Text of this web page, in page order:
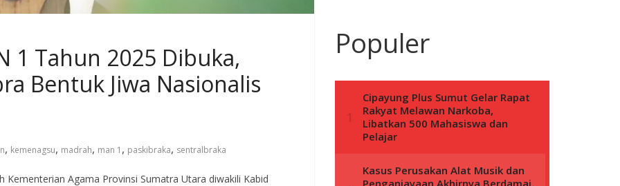
1 Tahun 2025 Dibuka,
Bentuk Jiwa Nasionalis
, kemenagsu, madrah, man 1 , paskibraka, sentralbraka
Agama Provinsi Sumatra Utara diwakili Kabid
Populer